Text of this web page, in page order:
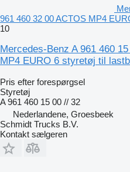
961 460 32 00 ACTOS MP4
10
Mercedes-Benz A 961 460
MP4 EURO 6 styretøj til
Pris efter forespørgsel
Styretøj
A 961 460 15 00 // 32
Nederlandene, Groesbeek
Schmidt Trucks B.V.
Kontakt sælgeren